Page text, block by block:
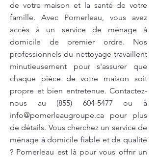
de votre maison et la santé de votre
famille. Avec Pomerleau, vous avez
accès à un service de ménage à
domicile de premier ordre. Nos
professionnels du nettoyage travaillent
minutieusement pour s'assurer que
chaque pièce de votre maison soit
propre et bien entretenue. Contactez-
nous au (855) 604-5477 ou à
info@pomerleaugroupe.ca pour plus
de détails. Vous cherchez un service de
ménage à domicile fiable et de qualité
? Pomerleau est là pour vous offrir un